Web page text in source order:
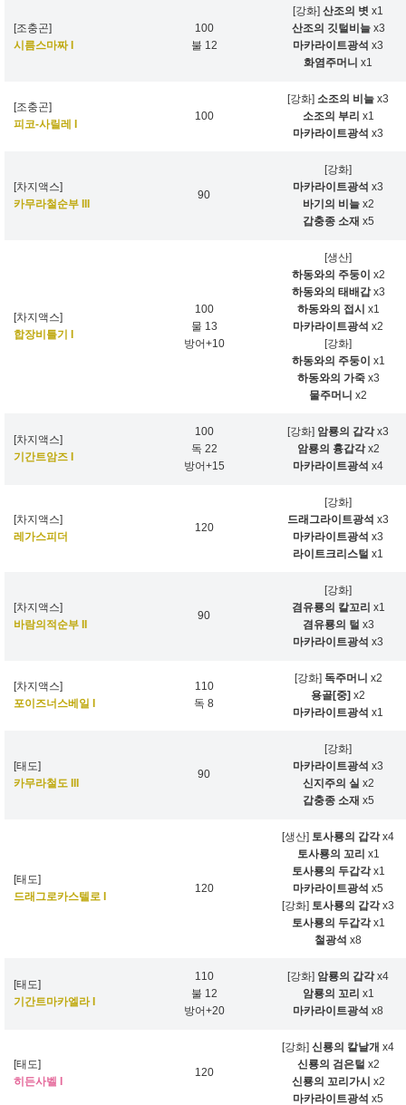
[조충곤]
시름스마짜 I
100
불 12
[강화] 산조의 볏 x1
산조의 깃털비늘x3
마카라이트광석 x3
화염주머니 x1
[조충곤]
피코-사릴레 I
100
[강화] 소조의 비늘 x3
소조의 부리 x1
마카라이트광석 x3
[차지액스]
카무라철순부 III
90
[강화]
마카라이트광석 x3
바기의 비늘x2
갑충종 소재 x5
[차지액스]
합장비틀기 I
100
물 13
방어+10
[생산]
하동와의 주둥이 x2
하동와의 태배갑x3
하동와의 접시 x1
마카라이트광석 x2
[강화]
하동와의 주둥이 x1
하동와의 가죽x3
물주머니 x2
[차지액스]
기간트암즈 I
100
독 22
방어+15
[강화] 암룡의 갑각x3
암룡의 흉갑각x2
마카라이트광석 x4
[차지액스]
레가스피더
120
[강화]
드래그라이트광석 x3
마카라이트광석 x3
라이트크리스털 x1
[차지액스]
바람의적순부 II
90
[강화]
겸유룡의 칼꼬리 x1
겸유룡의 털 x3
마카라이트광석 x3
[차지액스]
포이즈너스베일 I
110
독 8
[강화] 독주머니 x2
용골[중] x2
마카라이트광석 x1
[태도]
카무라철도 III
90
[강화]
마카라이트광석 x3
신지주의 실 x2
갑충종 소재 x5
[태도]
드래그로카스텔로 I
120
[생산] 토사룡의 갑각x4
토사룡의 꼬리 x1
토사룡의 두갑각x1
마카라이트광석 x5
[강화] 토사룡의 갑각x3
토사룡의 두갑각x1
철광석 x8
[태도]
기간트마카엘라 I
110
불 12
방어+20
[강화] 암룡의 갑각x4
암룡의 꼬리 x1
마카라이트광석 x8
[태도]
히든사벨 I
120
[강화] 신룡의 칼날개 x4
신룡의 검은털 x2
신룡의 꼬리가시 x2
마카라이트광석 x5